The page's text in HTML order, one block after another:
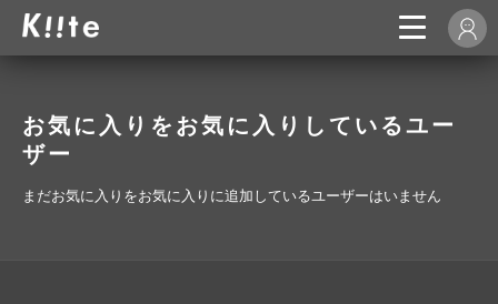
お気に入りをお気に入りしているユー
ザー
まだお気に入りをお気に入りに追加しているユーザーはいません